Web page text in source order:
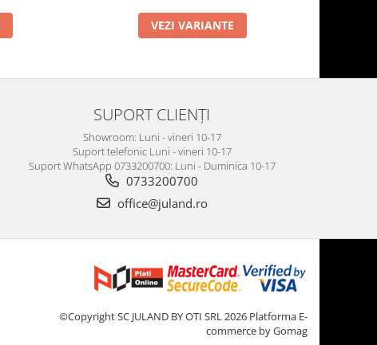
VEZI VARIANTE
SUPORT CLIENȚI
Showroom: Luni - vineri 10-17
Suport telefonic Luni - vineri 10-17
Suport WhatsApp 0733200700: Luni - Duminica 10-17
0733200700
office@juland.ro
©Copyright SC JULAND BY OTI SRL 2026 Platforma E-
commerce by Gomag